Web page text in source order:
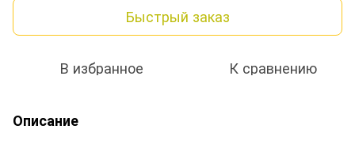
Быстрый заказ
В избранное К сравнению
Описание